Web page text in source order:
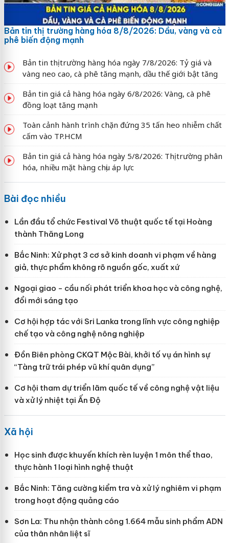
Bản tin thị trường hàng hóa 8/8/2026: Dầu, vàng và cà
phê biến động mạnh
Bản tin thị trường hàng hóa ngày 7/8/2026: Tỷ giá và
vàng neo cao, cà phê tăng mạnh, dầu thế giới bật tăng
Bản tin giá cả hàng hóa ngày 6/8/2026: Vàng, cà phê
đồng loạt tăng mạnh
Toàn cảnh hành trình chặn đứng 35 tấn heo nhiễm chất
cấm vào TP.HCM
Bản tin giá cả hàng hóa ngày 5/8/2026: Thị trường phân
hóa, nhiều mặt hàng chịu áp lực
Bài đọc nhiều
Lần đầu tổ chức Festival Võ thuật quốc tế tại Hoàng
thành Thăng Long
Bắc Ninh: Xử phạt 3 cơ sở kinh doanh vi phạm về hàng
giả, thực phẩm không rõ nguồn gốc, xuất xứ
Ngoại giao - cầu nối phát triển khoa học và công nghệ,
đổi mới sáng tạo
Cơ hội hợp tác với Sri Lanka trong lĩnh vực công nghiệp
chế tạo và công nghệ nông nghiệp
Đồn Biên phòng CKQT Mộc Bài, khởi tố vụ án hình sự
“Tàng trữ trái phép vũ khí quân dụng”
Cơ hội tham dự triển lãm quốc tế về công nghệ vật liệu
và xử lý nhiệt tại Ấn Độ
Xã hội
Học sinh được khuyến khích rèn luyện 1 môn thể thao,
thực hành 1 loại hình nghệ thuật
Bắc Ninh: Tăng cường kiểm tra và xử lý nghiêm vi phạm
trong hoạt động quảng cáo
Sơn La: Thu nhận thành công 1.664 mẫu sinh phẩm ADN
của thân nhân liệt sĩ